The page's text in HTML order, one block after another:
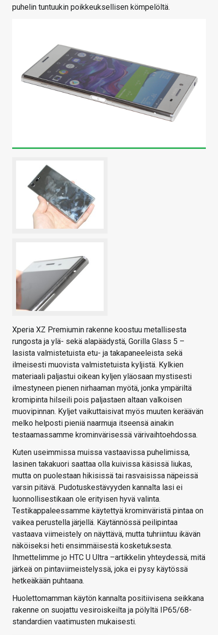
puhelin tuntuukin poikkeuksellisen kömpelöltä.
Xperia XZ Premiumin rakenne koostuu metallisesta
rungosta ja ylä- sekä alapäädystä, Gorilla Glass 5 –
lasista valmistetuista etu- ja takapaneeleista sekä
ilmeisesti muovista valmistetuista kyljistä. Kylkien
materiaali paljastui oikean kyljen yläosaan mystisesti
ilmestyneen pienen nirhaaman myötä, jonka ympäriltä
kromipinta hilseili pois paljastaen altaan valkoisen
muovipinnan. Kyljet vaikuttaisivat myös muuten keräävän
melko helposti pieniä naarmuja itseensä ainakin
testaamassamme krominvärisessä värivaihtoehdossa.
Kuten useimmissa muissa vastaavissa puhelimissa,
lasinen takakuori saattaa olla kuivissa käsissä liukas,
mutta on puolestaan hikisissä tai rasvaisissa näpeissä
varsin pitävä. Pudotuskestävyyden kannalta lasi ei
luonnollisestikaan ole erityisen hyvä valinta.
Testikappaleessamme käytettyä krominväristä pintaa on
vaikea perustella järjellä. Käytännössä peilipintaa
vastaava viimeistely on näyttävä, mutta tuhriintuu ikävän
näköiseksi heti ensimmäisestä kosketuksesta.
Ihmettelimme jo HTC U Ultra –artikkelin yhteydessä, mitä
järkeä on pintaviimeistelyssä, joka ei pysy käytössä
hetkeäkään puhtaana.
Huolettomamman käytön kannalta positiivisena seikkana
rakenne on suojattu vesiroiskeilta ja pölyltä IP65/68-
standardien vaatimusten mukaisesti.